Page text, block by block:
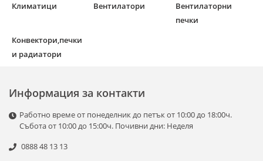
Климатици Вентилатори
Вентилаторни
печки
Конвектори,печки
и радиатори
Информация за контакти
Работно време от понеделник до петък от 10:00 до 18:00ч.
Събота от 10:00 до 15:00ч. Почивни дни: Неделя
0888 48 13 13